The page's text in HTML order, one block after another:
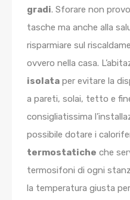
gradi. Sforare non
tasche ma anche alla
risparmiare sul
ovvero nella casa.
isolata per evitare la
a pareti, solai, tetto e
consigliatissima
possibile dotare i
termostatiche che
termosifoni di ogni
la temperatura giusta